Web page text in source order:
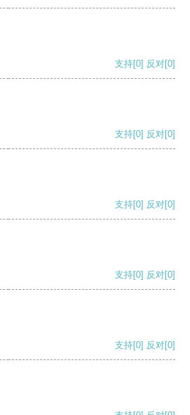
支持[0] 反对[0]
支持[0] 反对[0]
支持[0] 反对[0]
支持[0] 反对[0]
支持[0] 反对[0]